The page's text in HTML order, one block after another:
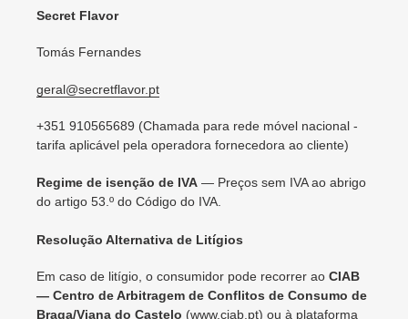
Secret Flavor
Tomás Fernandes
geral@secretflavor.pt
+351 910565689 (Chamada para rede móvel nacional -
tarifa aplicável pela operadora fornecedora ao cliente)
Regime de isenção de IVA — Preços sem IVA ao abrigo
do artigo 53.º do Código do IVA.
Resolução Alternativa de Litígios
Em caso de litígio, o consumidor pode recorrer ao CIAB
— Centro de Arbitragem de Conflitos de Consumo de
Braga/Viana do Castelo (www.ciab.pt) ou à plataforma